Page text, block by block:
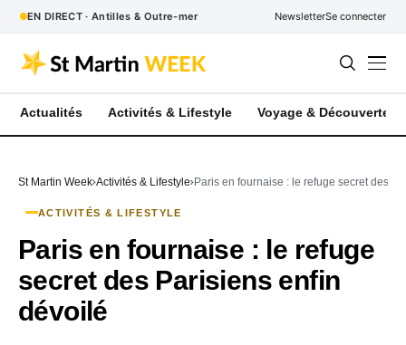
EN DIRECT · Antilles & Outre-mer NewsletterSe connecter
Actualités Activités & Lifestyle Voyage & Découverte
St Martin Week Activités & Lifestyle Paris en fournaise : le refuge secret des
ACTIVITÉS & LIFESTYLE
Paris en fournaise : le refuge
secret des Parisiens enfin
dévoilé